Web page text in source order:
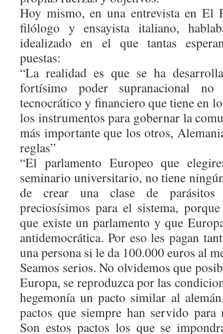
Hoy mismo, en una entrevista en El
filólogo y ensayista italiano,
idealizado en el que tantas
puestas:
“La realidad es que se ha
fortísimo poder supranacional no
tecnocrático y financiero que tiene en
los instrumentos para gobernar la
más importante que los otros,
reglas”
“El parlamento Europeo que
seminario universitario, no tiene
de crear una clase de parásitos
preciosísimos para el sistema,
que existe un parlamento y que
antidemocrática. Por eso les pagan
una persona si le da 100.000 euros al
Seamos serios. No olvidemos que
Europa, se reproduzca por las
hegemonía un pacto similar al
pactos que siempre han servido para
Son estos pactos los que se